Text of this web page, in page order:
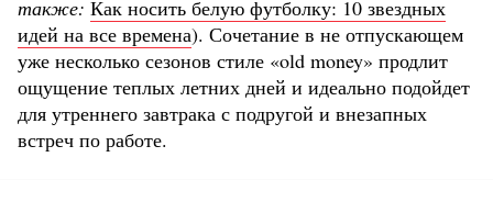
также: Как носить белую футболку: 10 звездных
идей на все времена). Сочетание в не отпускающем
уже несколько сезонов стиле «old money» продлит
ощущение теплых летних дней и идеально подойдет
для утреннего завтрака с подругой и внезапных
встреч по работе.